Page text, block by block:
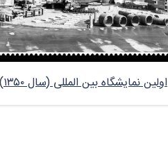
اولین نمایشگاه بین المللی (سال ۱۳۵۰)